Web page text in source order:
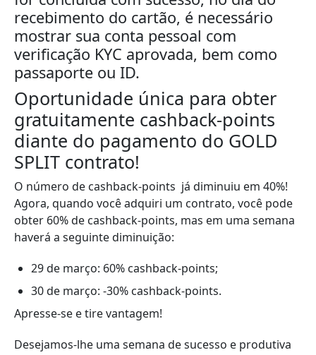
recebimento do cartão, é necessário
mostrar sua conta pessoal com
verificação KYC aprovada, bem como
passaporte ou ID.
Oportunidade única para obter
gratuitamente cashback-points
diante do pagamento do GOLD
SPLIT contrato!
O número de cashback-points já diminuiu em 40%!
Agora, quando você adquiri um contrato, você pode
obter 60% de cashback-points, mas em uma semana
haverá a seguinte diminuição:
29 de março: 60% cashback-points;
30 de março: -30% cashback-points.
Apresse-se e tire vantagem!
Desejamos-lhe uma semana de sucesso e produtiva